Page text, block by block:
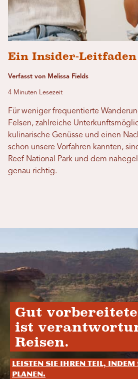
Ein Insider-
Verfasst von Melissa Fields
4 Minuten Lesezeit
Für weniger frequentierte
Felsen, zahlreiche
kulinarische Genüsse und einen
schon unsere Vorfahren kannten,
Reef National Park und dem
genau richtig.
Gut
ist
Reisen.
Leisten Sie Ihren Teil, indem
planen.